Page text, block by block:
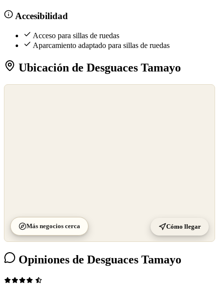
Accesibilidad
Acceso para sillas de ruedas
Aparcamiento adaptado para sillas de ruedas
Ubicación de Desguaces Tamayo
Más negocios cerca Cómo llegar
Opiniones de Desguaces Tamayo